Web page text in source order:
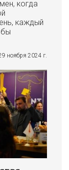
когда
каждый
бы
ноября 2024 г.